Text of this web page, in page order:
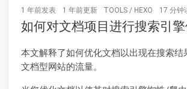
1 年前发表 1 年前更新 TOOLS / HEXO 17 分钟
如何对文档项目进行搜索引擎
本文解释了如何优化文档以出现在搜索结
文档型网站的流量。